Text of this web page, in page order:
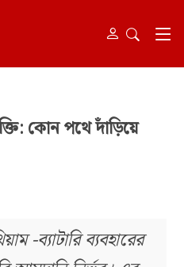
কোন পথে দাঁড়িয়ে
-ব্যাটারি ব্যবহারের